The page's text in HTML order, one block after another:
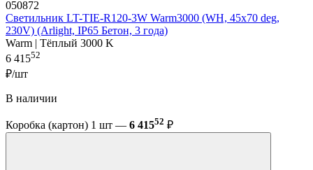
050872
Светильник LT-TIE-R120-3W Warm3000 (WH, 45x70 deg,
230V) (Arlight, IP65 Бетон, 3 года)
Warm | Тёплый 3000 K
6 41552
₽/шт
В наличии
Коробка (картон) 1 шт — 6 41552 ₽